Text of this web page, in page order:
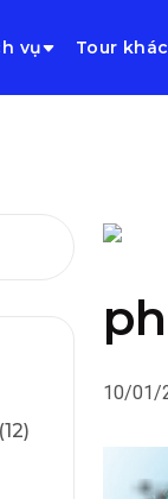
vụ Tour
10/01/